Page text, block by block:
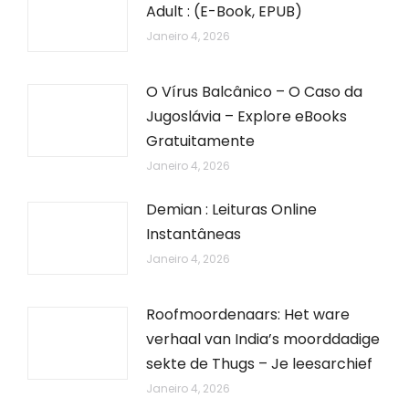
Adult : (E-Book, EPUB)
Janeiro 4, 2026
O Vírus Balcânico – O Caso da
Jugoslávia – Explore eBooks
Gratuitamente
Janeiro 4, 2026
Demian : Leituras Online
Instantâneas
Janeiro 4, 2026
Roofmoordenaars: Het ware
verhaal van India’s moorddadige
sekte de Thugs – Je leesarchief
Janeiro 4, 2026